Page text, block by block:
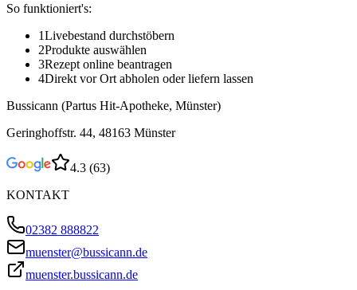
So funktioniert's:
1Livebestand durchstöbern
2Produkte auswählen
3Rezept online beantragen
4Direkt vor Ort abholen oder liefern lassen
Bussicann (Partus Hit-Apotheke, Münster)
Geringhoffstr. 44, 48163 Münster
4.3 (63)
KONTAKT
02382 888822
muenster@bussicann.de
muenster.bussicann.de